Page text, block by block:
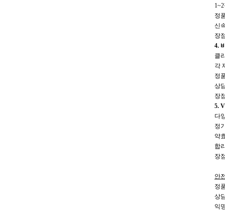
정
신
장
4.
클
각
정
상
장
5.
다
정
약
합
장
안
정
상
익